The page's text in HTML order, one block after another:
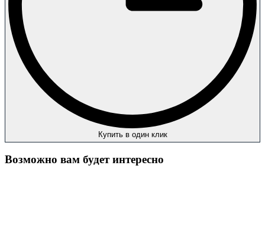
Купить в один клик
Возможно вам будет интересно